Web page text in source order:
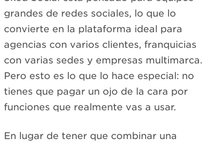
grandes de redes sociales, lo que lo
convierte en la plataforma ideal para
agencias con varios clientes, franquicias
con varias sedes y empresas multimarca.
Pero esto es lo que lo hace especial: no
tienes que pagar un ojo de la cara por
funciones que realmente vas a usar.
En lugar de tener que combinar una